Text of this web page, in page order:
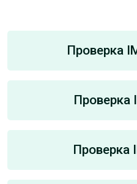
Проверка
Проверка
Проверка